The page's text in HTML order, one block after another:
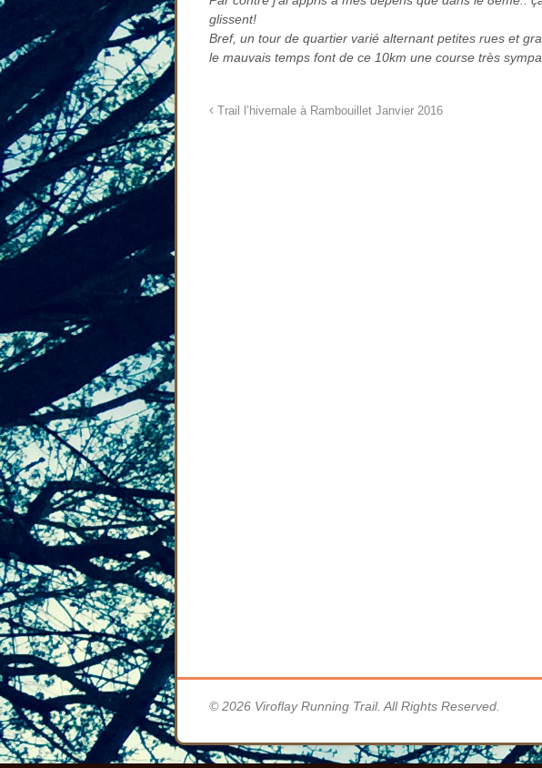
glissent!
Bref, un tour de quartier varié alternant petites rues et
le mauvais temps font de ce 10km une course très
Trail l’hivernale à Rambouillet Janvier 2016
© 2026 Viroflay Running Trail. All Rights Reserved.